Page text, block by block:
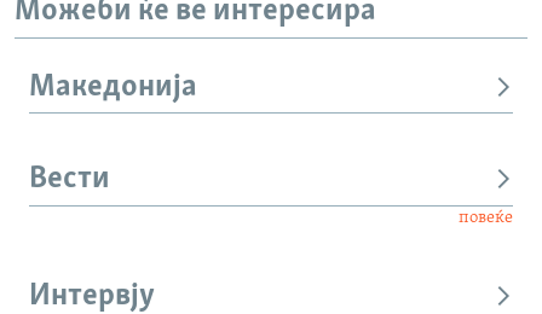
Можеби ќе ве интересира
Македонија
Вести
повеќе
Интервју